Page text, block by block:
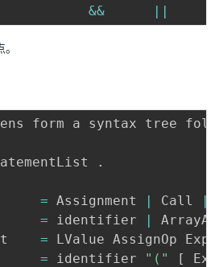
&&
||
form a syntax tree
.
= Assignment | Call |
= identifier |
= LValue AssignOp
= identifier "(" [